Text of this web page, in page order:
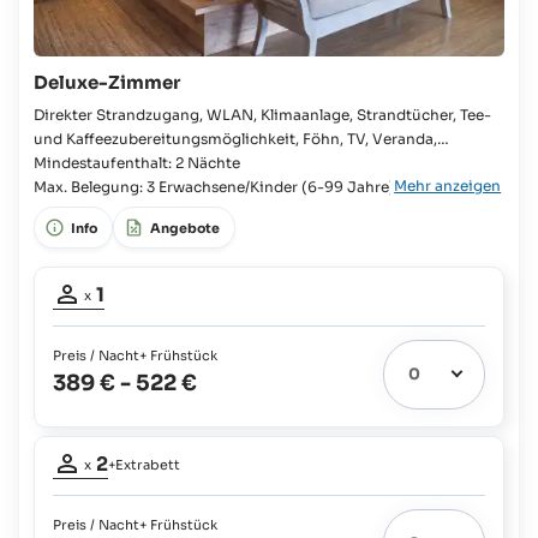
Deluxe-Zimmer
Direkter Strandzugang, WLAN, Klimaanlage, Strandtücher, Tee-
und Kaffeezubereitungsmöglichkeit, Föhn, TV, Veranda,
Begehbare Regendusche Hochzeitsreisende, Kingsize-Bett,
Begehbarer Kleiderschrank, Zustellbett möglich, Badezimmer en
suite, Badewanne, Separates WC, Doppelwaschbecken,
Mindestaufenthalt: 2 Nächte
Max. Belegung: 3 Erwachsene/Kinder (6-99 Jahre) Mehr anzeigen
Info Angebote
Belegung
x 1
Preis / Nacht+ Frühstück
389 €- 522 €
Belegung
Extrabett
x 2+Extrabett
Preis / Nacht+ Frühstück